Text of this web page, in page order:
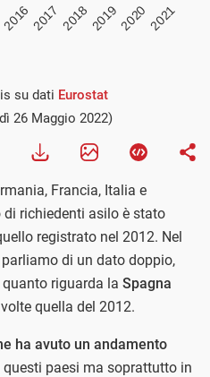
su dati Eurostat
26 Maggio 2022)
Francia, Italia e
richiedenti asilo è stato
registrato nel 2012. Nel
di un dato doppio,
riguarda la Spagna
quella del 2012.
ha avuto un andamento
questi paesi ma soprattutto in